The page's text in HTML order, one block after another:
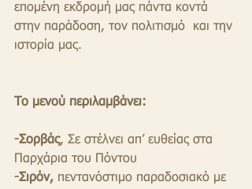
επομένη εκδρομή μας πάντα κοντά
στην παράδοση, τον πολιτισμό  και την
ιστορία μας.
Το μενού περιλαμβάνει:
-Σορβάς, Σε στέλνει απ’ ευθείας στα
Παρχάρια του Πόντου
-Σιρόν, πεντανόστιμο παραδοσιακό με